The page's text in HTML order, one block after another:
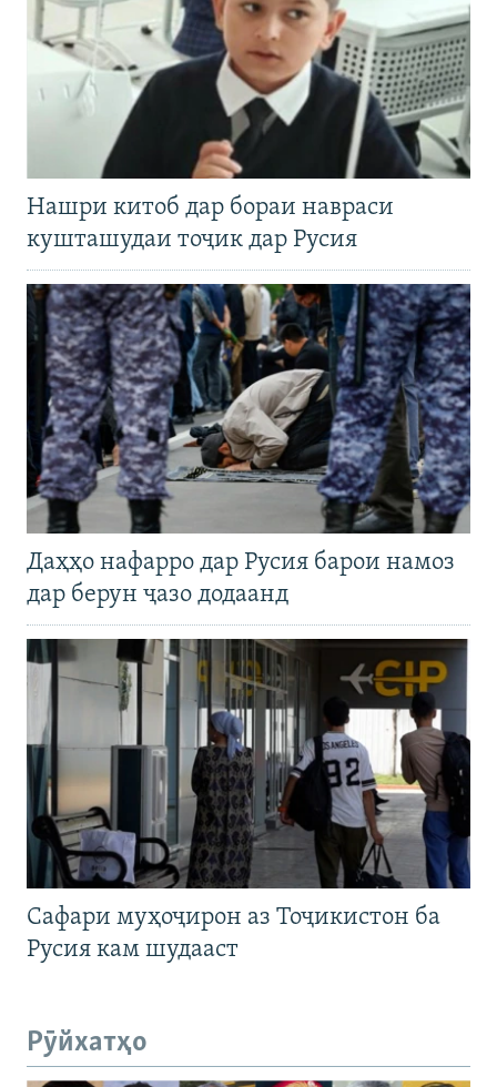
Нашри китоб дар бораи навраси
кушташудаи тоҷик дар Русия
Даҳҳо нафарро дар Русия барои намоз
дар берун ҷазо додаанд
Сафари муҳоҷирон аз Тоҷикистон ба
Русия кам шудааст
Рӯйхатҳо